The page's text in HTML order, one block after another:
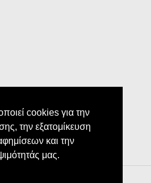
cookies για την
την εξατομίκευση
και την
μας.